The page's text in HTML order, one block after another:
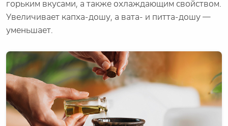
горьким вкусами, а также охлаждающим свойством.
Увеличивает капха-дошу, а вата- и питта-дошу —
уменьшает.